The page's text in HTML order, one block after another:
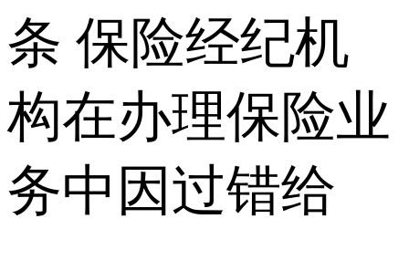
条 保险经纪机
构在办理保险业
务中因过错给